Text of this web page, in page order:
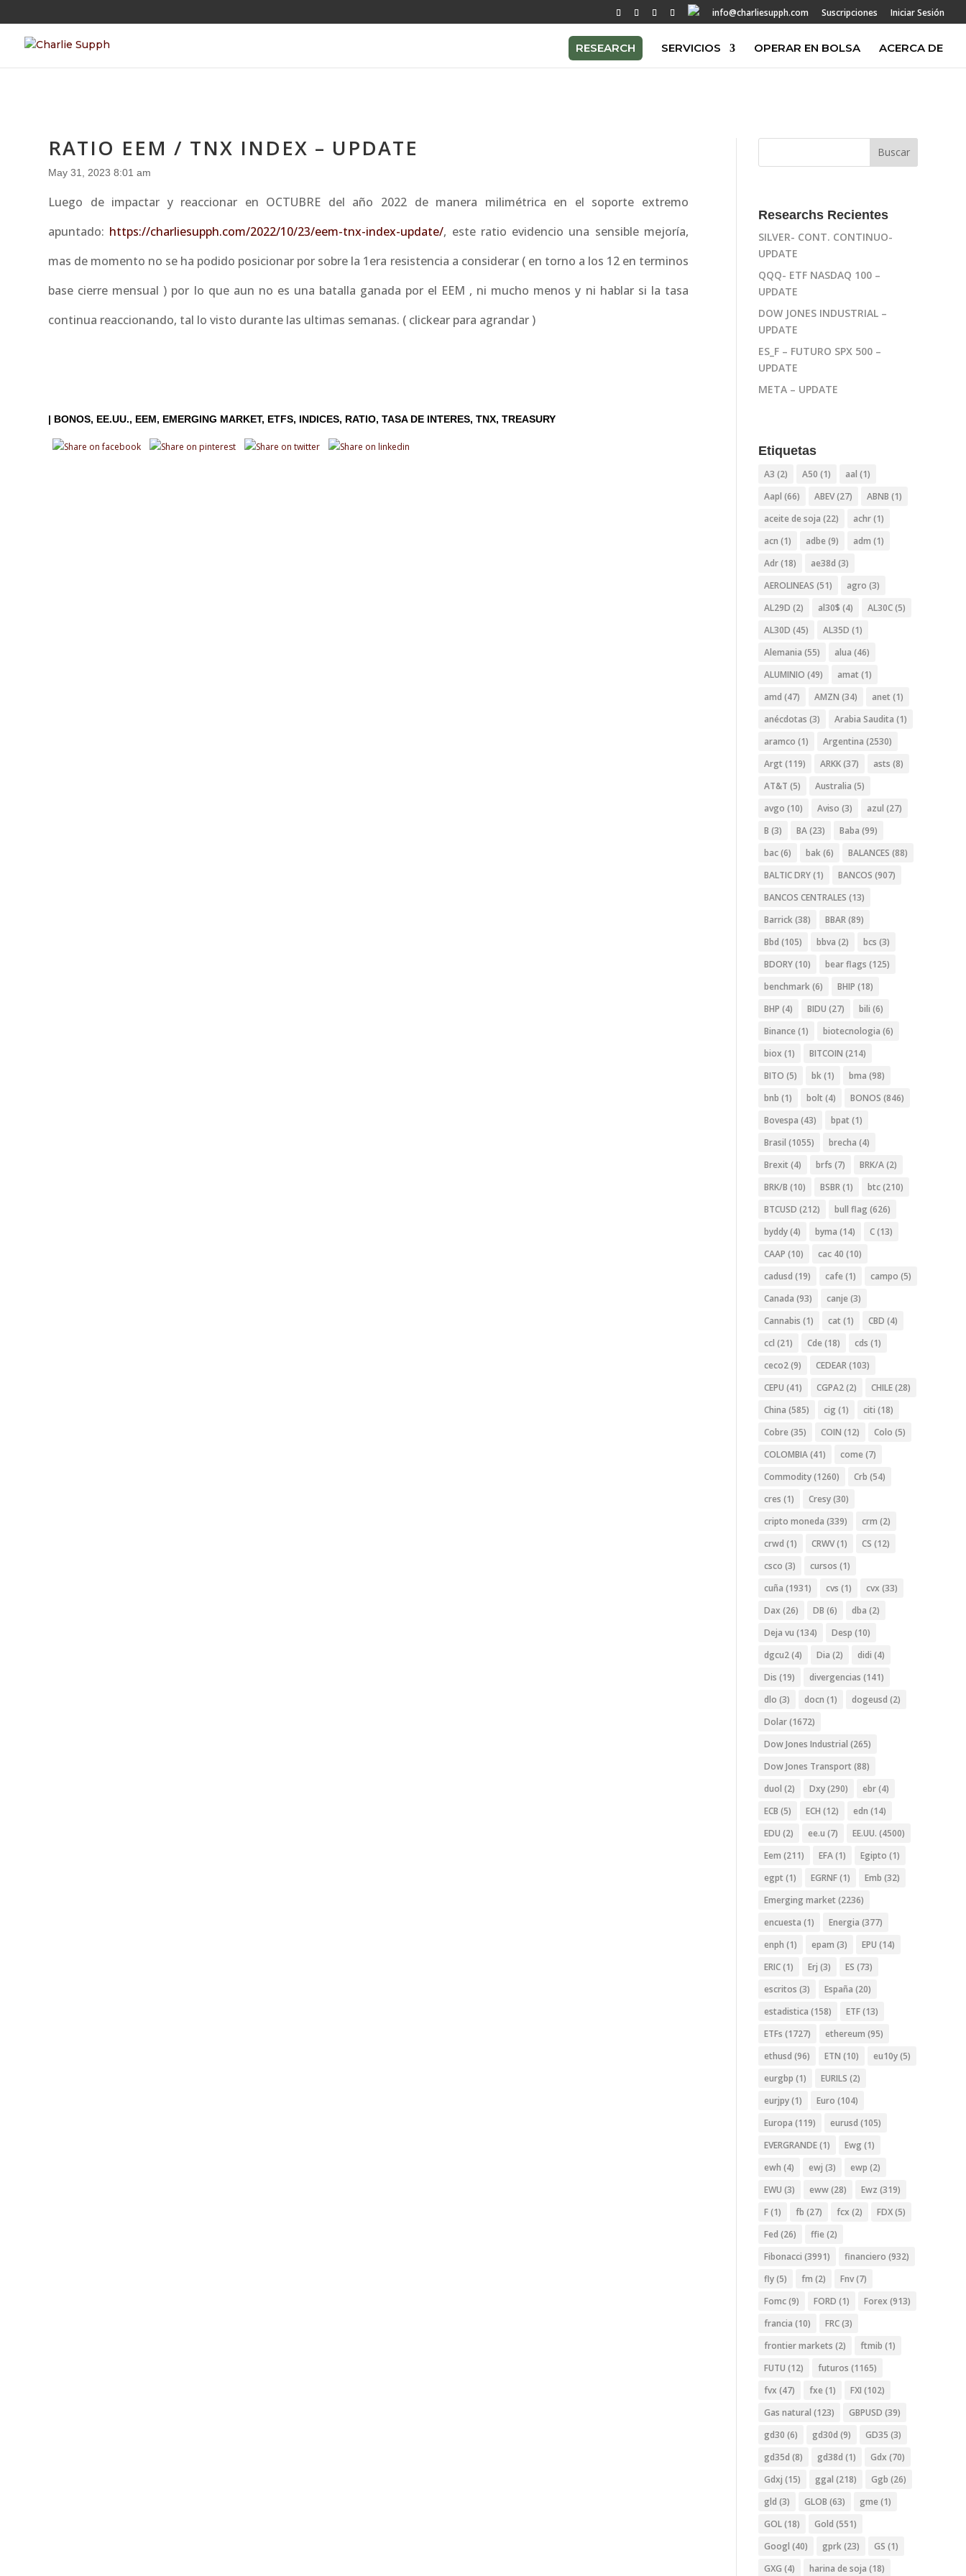
info@charliesupph.com Suscripciones Iniciar Sesión
RESEARCH SERVICIOS OPERAR EN BOLSA ACERCA DE
RATIO EEM / TNX INDEX – UPDATE
May 31, 2023 8:01 am
Luego de impactar y reaccionar en OCTUBRE del año 2022 de manera milimétrica en el soporte extremo
apuntado: https://charliesupph.com/2022/10/23/eem-tnx-index-update/, este ratio evidencio una sensible mejoría,
mas de momento no se ha podido posicionar por sobre la 1era resistencia a considerar ( en torno a los 12 en terminos
base cierre mensual ) por lo que aun no es una batalla ganada por el EEM , ni mucho menos y ni hablar si la tasa
continua reaccionando, tal lo visto durante las ultimas semanas. ( clickear para agrandar )
| BONOS EE.UU. EEM EMERGING MARKET ETFS INDICES RATIO TASA DE INTERES TNX TREASURY
Researchs Recientes
SILVER- CONT. CONTINUO-
UPDATE
QQQ- ETF NASDAQ 100 –
UPDATE
DOW JONES INDUSTRIAL –
UPDATE
ES_F – FUTURO SPX 500 –
UPDATE
META – UPDATE
Etiquetas
A3 (2) A50 (1) aal (1)
Aapl (66) ABEV(27) ABNB (1)
aceite de soja (22) achr(1)
acn (1) adbe (9) adm (1)
Adr(18) ae38d (3)
AEROLINEAS (51) agro (3)
AL29D (2) al30$ (4) AL30C(5)
AL30D (45) AL35D (1)
Alemania (55) alua (46)
ALUMINIO (49) amat (1)
amd (47) AMZN (34) anet (1)
anécdotas (3) Arabia Saudita (1)
aramco (1) Argentina (2530)
Argt (119) ARKK(37) asts (8)
AT&T (5) Australia (5)
avgo (10) Aviso (3) azul (27)
B (3) BA(23) Baba (99)
bac(6) bak(6) BALANCES (88)
BALTIC DRY(1) BANCOS (907)
BANCOS CENTRALES (13)
Barrick(38) BBAR(89)
Bbd (105) bbva (2) bcs (3)
BDORY(10) bear flags (125)
benchmark(6) BHIP (18)
BHP (4) BIDU (27) bili (6)
Binance (1) biotecnologia (6)
biox (1) BITCOIN (214)
BITO (5) bk(1) bma (98)
bnb (1) bolt (4) BONOS (846)
Bovespa (43) bpat (1)
Brasil (1055) brecha (4)
Brexit (4) brfs (7) BRK/A(2)
BRK/B (10) BSBR(1) btc(210)
BTCUSD (212) bull flag (626)
byddy(4) byma (14) C(13)
CAAP (10) cac 40 (10)
cadusd (19) cafe (1) campo (5)
Canada (93) canje (3)
Cannabis (1) cat (1) CBD (4)
ccl (21) Cde (18) cds (1)
ceco2(9) CEDEAR(103)
CEPU (41) CGPA2(2) CHILE(28)
China (585) cig (1) citi (18)
Cobre (35) COIN (12) Colo (5)
COLOMBIA(41) come (7)
Commodity(1260) Crb (54)
cres (1) Cresy(30)
cripto moneda (339) crm (2)
crwd (1) CRWV(1) CS (12)
csco (3) cursos (1)
cuña (1931) cvs (1) cvx (33)
Dax (26) DB (6) dba (2)
Deja vu (134) Desp (10)
dgcu2(4) Dia (2) didi (4)
Dis (19) divergencias (141)
dlo (3) docn (1) dogeusd (2)
Dolar(1672)
Dow Jones Industrial (265)
Dow Jones Transport (88)
duol (2) Dxy(290) ebr(4)
ECB (5) ECH (12) edn (14)
EDU (2) ee.u (7) EE.UU. (4500)
Eem (211) EFA(1) Egipto (1)
egpt (1) EGRNF(1) Emb (32)
Emerging market (2236)
encuesta (1) Energia (377)
enph (1) epam (3) EPU (14)
ERIC(1) Erj (3) ES (73)
escritos (3) España (20)
estadistica (158) ETF(13)
ETFs (1727) ethereum (95)
ethusd (96) ETN (10) eu10y(5)
eurgbp (1) EURILS (2)
eurjpy(1) Euro (104)
Europa (119) eurusd (105)
EVERGRANDE(1) Ewg (1)
ewh (4) ewj (3) ewp (2)
EWU (3) eww(28) Ewz (319)
F(1) fb (27) fcx (2) FDX(5)
Fed (26) ffie (2)
Fibonacci (3991) financiero (932)
fly(5) fm (2) Fnv(7)
Fomc(9) FORD (1) Forex (913)
francia (10) FRC(3)
frontier markets (2) ftmib (1)
FUTU (12) futuros (1165)
fvx (47) fxe (1) FXI (102)
Gas natural (123) GBPUSD (39)
gd30 (6) gd30d (9) GD35 (3)
gd35d (8) gd38d (1) Gdx (70)
Gdxj (15) ggal (218) Ggb (26)
gld (3) GLOB (63) gme (1)
GOL(18) Gold (551)
Googl (40) gprk(23) GS (1)
GXG (4) harina de soja (18)